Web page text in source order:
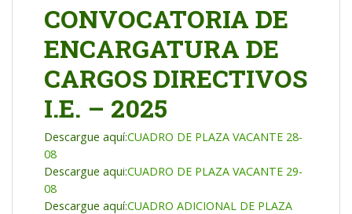
CONVOCATORIA DE
ENCARGATURA DE
CARGOS DIRECTIVOS
I.E. – 2025
Descargue aquí:CUADRO DE PLAZA VACANTE 28-
08
Descargue aqui:CUADRO DE PLAZA VACANTE 29-
08
Descargue aquí:CUADRO ADICIONAL DE PLAZA